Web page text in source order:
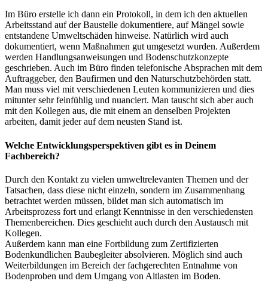
Im Büro erstelle ich dann ein Protokoll, in dem ich den aktuellen
Arbeitsstand auf der Baustelle dokumentiere, auf Mängel sowie
entstandene Umweltschäden hinweise. Natürlich wird auch
dokumentiert, wenn Maßnahmen gut umgesetzt wurden. Außerdem
werden Handlungsanweisungen und Bodenschutzkonzepte
geschrieben. Auch im Büro finden telefonische Absprachen mit dem
Auftraggeber, den Baufirmen und den Naturschutzbehörden statt.
Man muss viel mit verschiedenen Leuten kommunizieren und dies
mitunter sehr feinfühlig und nuanciert. Man tauscht sich aber auch
mit den Kollegen aus, die mit einem an denselben Projekten
arbeiten, damit jeder auf dem neusten Stand ist.
Welche Entwicklungsperspektiven gibt es in Deinem
Fachbereich?
Durch den Kontakt zu vielen umweltrelevanten Themen und der
Tatsachen, dass diese nicht einzeln, sondern im Zusammenhang
betrachtet werden müssen, bildet man sich automatisch im
Arbeitsprozess fort und erlangt Kenntnisse in den verschiedensten
Themenbereichen. Dies geschieht auch durch den Austausch mit
Kollegen.
Außerdem kann man eine Fortbildung zum Zertifizierten
Bodenkundlichen Baubegleiter absolvieren. Möglich sind auch
Weiterbildungen im Bereich der fachgerechten Entnahme von
Bodenproben und dem Umgang von Altlasten im Boden.